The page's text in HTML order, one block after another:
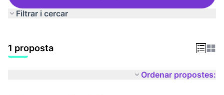
Filtrar i cercar
1 proposta
Ordenar propostes: